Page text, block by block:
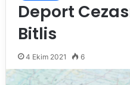
Deport
Bitlis
4 Ekim 2021 6